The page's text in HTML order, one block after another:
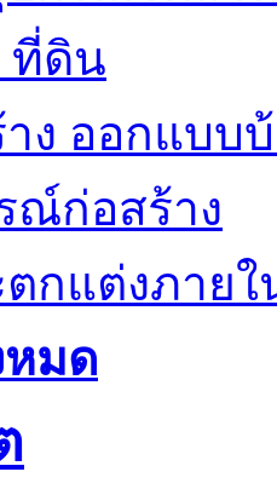
ที่ดิน
ง ออกแบบ
ณ์ก่อสร้าง
กแต่งภายใ
มด